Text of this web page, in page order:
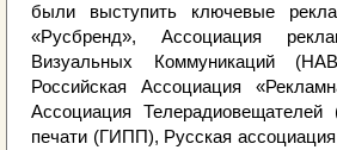
были выступить ключевые
«Русбренд», Ассоциация
Визуальных Коммуникаций
Российская Ассоциация
Ассоциация
печати (ГИПП), Русская